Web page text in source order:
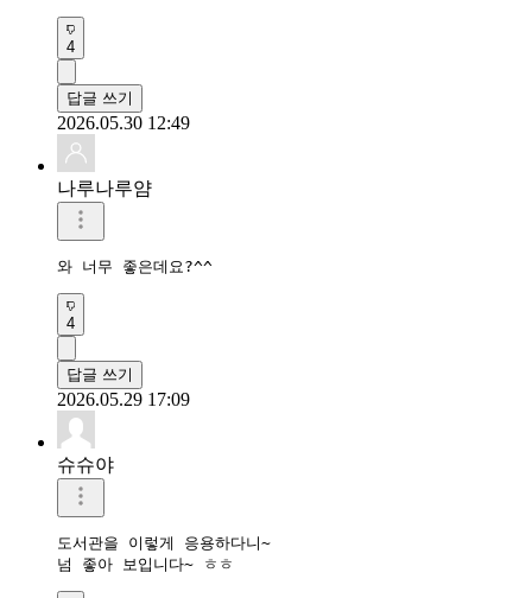
4
답글 쓰기
2026.05.30 12:49
나루나루얌
와 너무 좋은데요?^^
4
답글 쓰기
2026.05.29 17:09
슈슈야
도서관을 이렇게 응용하다니~
넘 좋아 보입니다~ ㅎㅎ